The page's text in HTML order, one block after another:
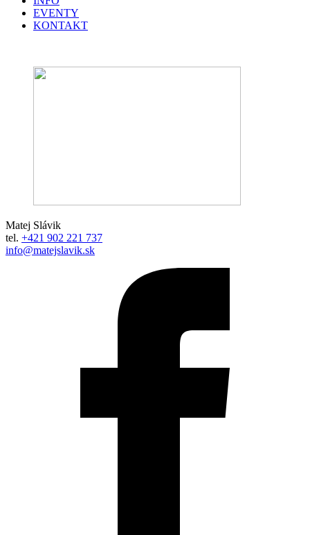
EVENTY
KONTAKT
Matej Slávik
tel. +421 902 221 737
info@matejslavik.sk